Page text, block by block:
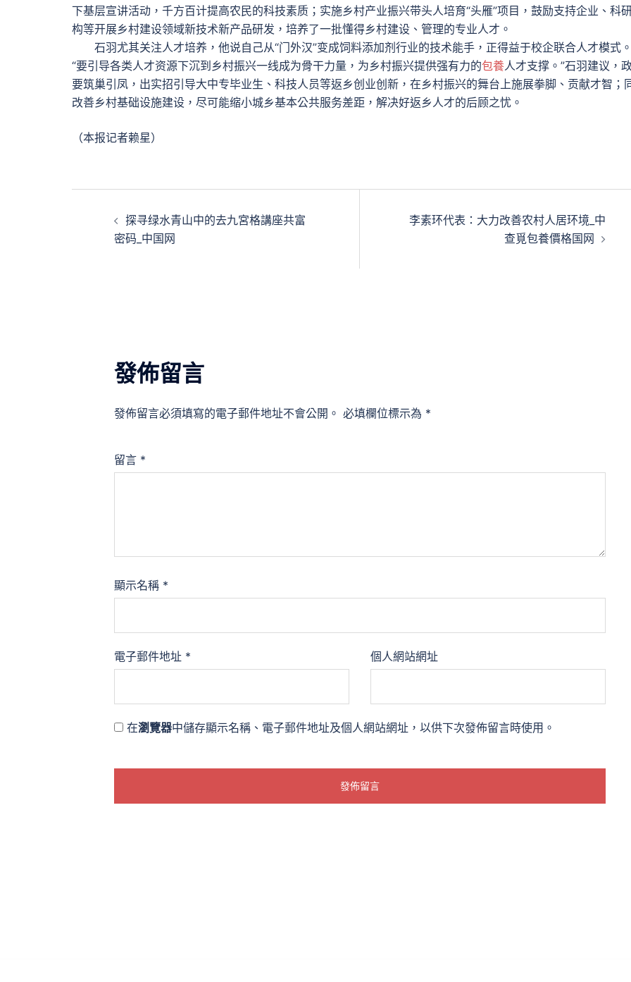
下基层宣讲活动，千方百计提高农民的科技素质；实施乡村产业振兴带头人培育“头雁”项目，鼓励支持企业、科
构等开展乡村建设领域新技术新产品研发，培养了一批懂得乡村建设、管理的专业人才。
石羽尤其关注人才培养，他说自己从“门外汉”变成饲料添加剂行业的技术能手，正得益于校企联合人才模式。
“要引导各类人才资源下沉到乡村振兴一线成为骨干力量，为乡村振兴提供强有力的包養人才支撑。”石羽建议，
要筑巢引凤，出实招引导大中专毕业生、科技人员等返乡创业创新，在乡村振兴的舞台上施展拳脚、贡献才智；
改善乡村基础设施建设，尽可能缩小城乡基本公共服务差距，解决好返乡人才的后顾之忧。
（本报记者赖星）
探寻绿水青山中的去九宮格講座共富
密码_中国网
李素环代表：大力改善农村人居环境_中
查覓包養價格国网
發佈留言
發佈留言必須填寫的電子郵件地址不會公開。 必填欄位標示為 *
留言 *
顯示名稱 *
電子郵件地址 * 個人網站網址
在瀏覽器中儲存顯示名稱、電子郵件地址及個人網站網址，以供下次發佈留言時使用。